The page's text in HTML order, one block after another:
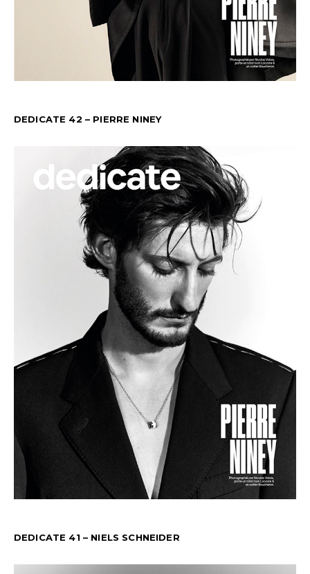
DEDICATE 42 – PIERRE NINEY
DEDICATE 41 – NIELS SCHNEIDER